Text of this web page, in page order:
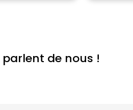
parlent de nous !